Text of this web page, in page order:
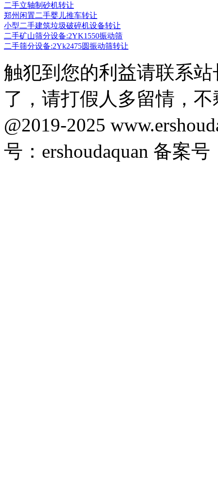
二手立轴制砂机转让
郑州闲置二手婴儿推车转让
小型二手建筑垃圾破碎机设备转让
二手矿山筛分设备:2YK1550振动筛
二手筛分设备:2Yk2475圆振动筛转让
触犯到您的利益请联系
了，请打假人多留情，
@2019-2025
号：ershoudaquan 备案